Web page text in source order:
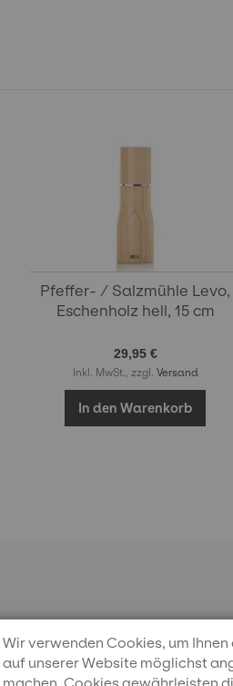
Pfeffer- / Salzmühle Levo,
Eschenholz hell, 15 cm
29,95 €
Inkl. MwSt., zzgl. Versand
In den Warenkorb
IHRE VORTEILE
Wir verwenden Cookies, um Ihnen
auf unserer Website möglichst
machen. Cookies gewährleisten